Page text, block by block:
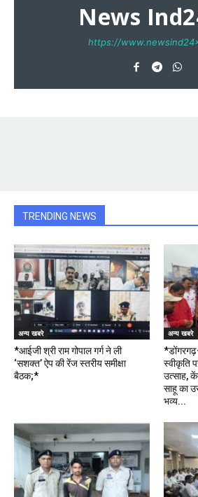
News
https://
TRENDING NEWS
अन्य खबरे
*आईजी श्री राम गोपाल गर्ग ने ली
‘सशक्त’ ऐप की रेंज स्तरीय समीक्षा
बैठक;*
अन्य खबरे
स्वीकृति
उत्साह,
साहू का
भव्य...